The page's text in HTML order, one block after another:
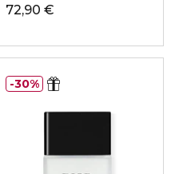
72,90 €
30%